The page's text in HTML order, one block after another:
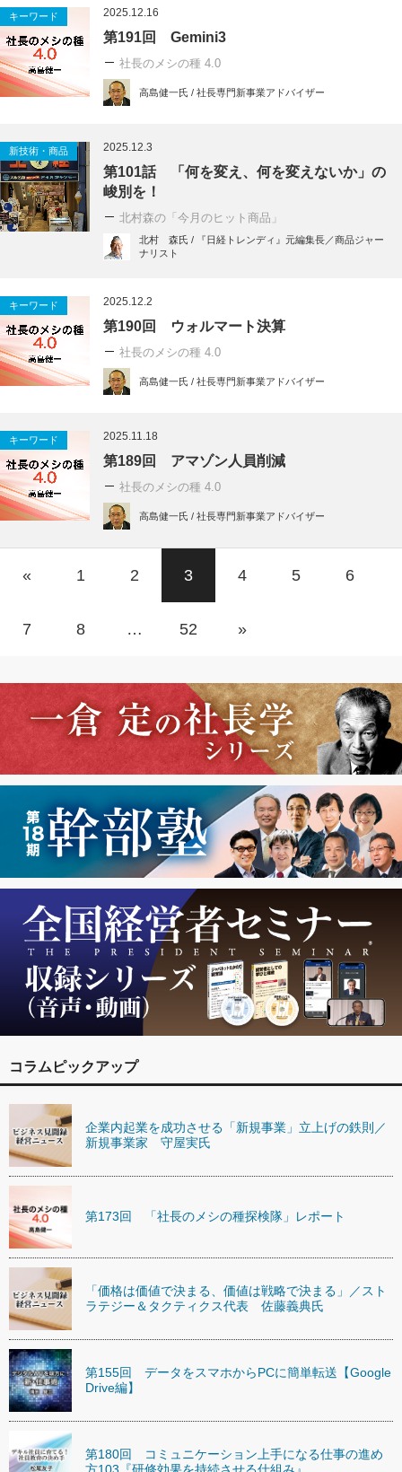
キーワード 2025.12.16
第191回 Gemini3
社長のメシの種 4.0
高島健一氏 / 社長専門新事業アドバイザー
新技術・商品 2025.12.3
第101話 「何を変え、何を変えないか」の
峻別を！
北村森の「今月のヒット商品」
北村 森氏 / 『日経トレンディ』元編集長／商品ジャー
ナリスト
キーワード 2025.12.2
第190回 ウォルマート決算
社長のメシの種 4.0
高島健一氏 / 社長専門新事業アドバイザー
キーワード 2025.11.18
第189回 アマゾン人員削減
社長のメシの種 4.0
高島健一氏 / 社長専門新事業アドバイザー
« 1 2 3 4 5 6
7 8 … 52 »
コラムピックアップ
企業内起業を成功させる「新規事業」立上げの鉄則／
新規事業家 守屋実氏
第173回 「社長のメシの種探検隊」レポート
「価格は価値で決まる、価値は戦略で決まる」／スト
ラテジー＆タクティクス代表 佐藤義典氏
第155回 データをスマホからPCに簡単転送【Google
Drive編】
第180回 コミュニケーション上手になる仕事の進め
方103『研修効果を持続させる仕組み』